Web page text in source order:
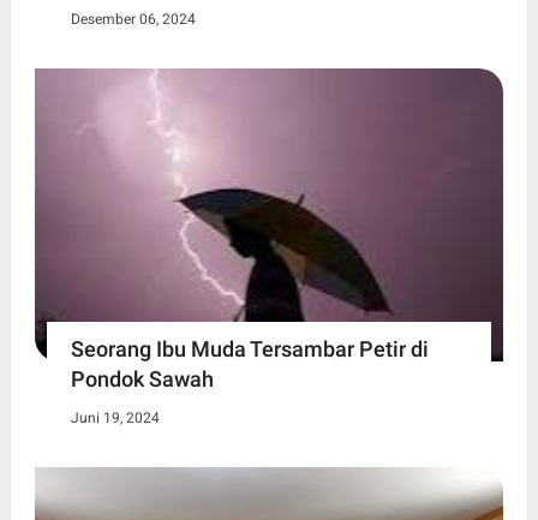
Desember 06, 2024
Seorang Ibu Muda Tersambar Petir di
Pondok Sawah
Juni 19, 2024